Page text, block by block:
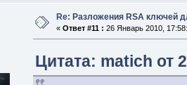
Re: Разложения RSA ключей
« Ответ #11 : 26 Январь 2010,
Цитата: matich от